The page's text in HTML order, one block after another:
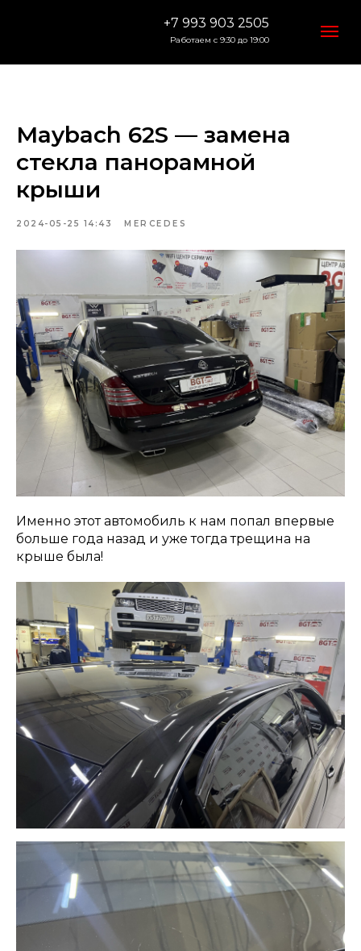
Работаем с 9:30 до 19:00
Заказать звонок
+7 993 903 2505
Maybach 62S — замена
стекла панорамной
крыши
2024-05-25 14:43 MERCEDES
Именно этот автомобиль к нам попал впервые
больше года назад и уже тогда трещина на
крыше была!